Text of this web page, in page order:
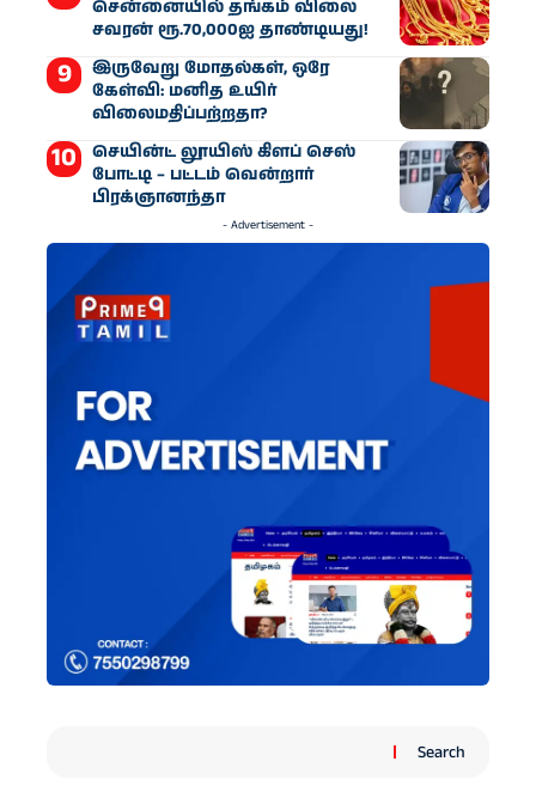
சென்னையில் தங்கம் விலை
சவரன் ரூ.70,000ஐ தாண்டியது!
இருவேறு மோதல்கள், ஒரே
கேள்வி: மனித உயிர்
விலைமதிப்பற்றதா?
செயின்ட் லூயிஸ் கிளப் செஸ்
போட்டி – பட்டம் வென்றார்
பிரக்ஞானந்தா
- Advertisement -
Search